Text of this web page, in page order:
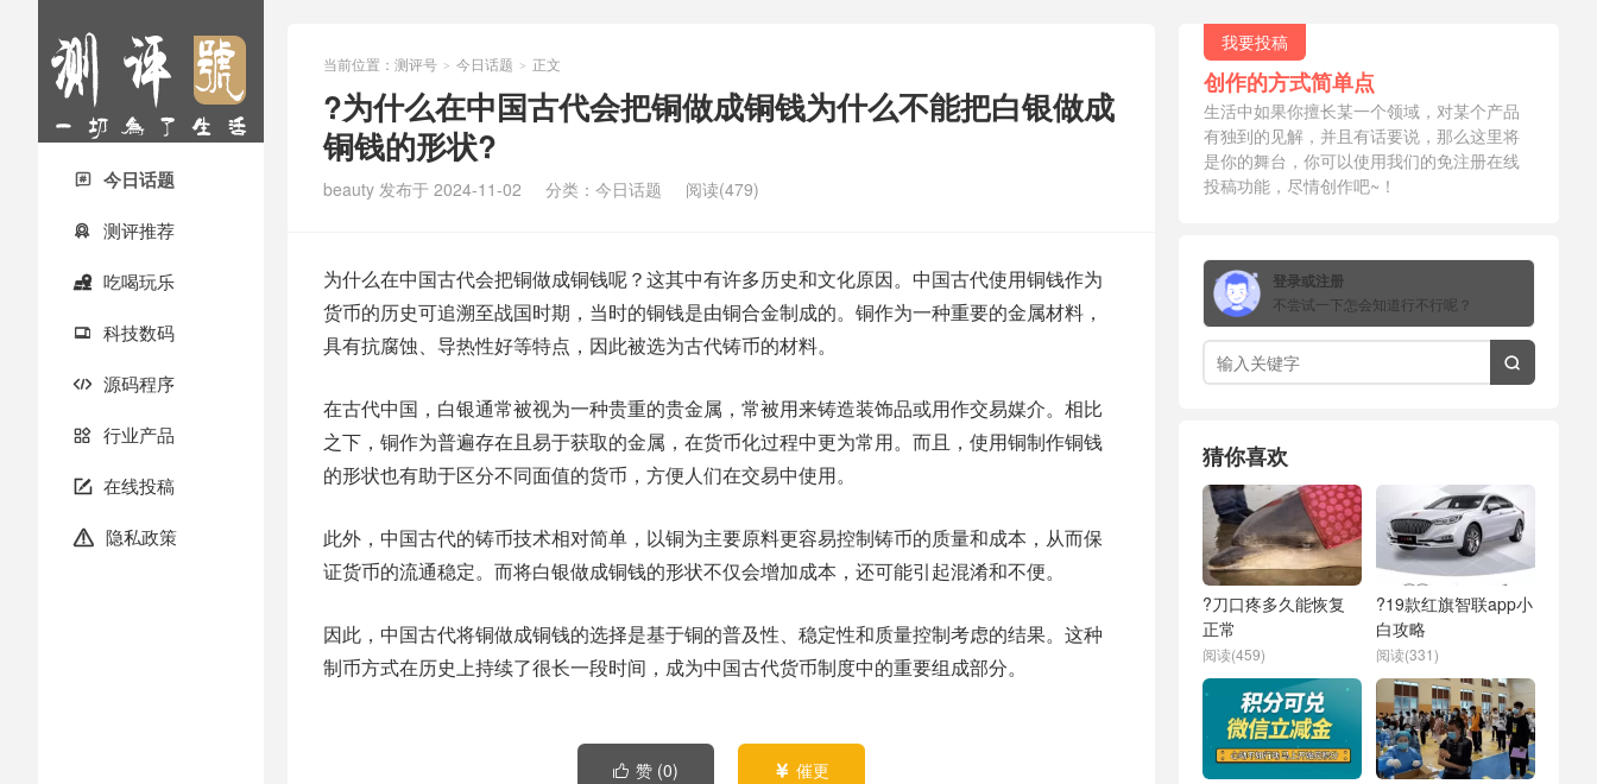
 今日话题
 测评推荐
 吃喝玩乐
 科技数码
 源码程序
 行业产品
 在线投稿
 隐私政策
当前位置： 测评号 > 今日话题 > 正文
?为什么在中国古代会把铜做成铜钱为什么不能把白银做成
铜钱的形状?
beauty 发布于 2024-11-02 分类： 今日话题 阅读(479)
为什么在中国古代会把铜做成铜钱呢？这其中有许多历史和文化原因。中国古代使用铜钱作为
货币的历史可追溯至战国时期，当时的铜钱是由铜合金制成的。铜作为一种重要的金属材料，
具有抗腐蚀、导热性好等特点，因此被选为古代铸币的材料。
在古代中国，白银通常被视为一种贵重的贵金属，常被用来铸造装饰品或用作交易媒介。相比
之下，铜作为普遍存在且易于获取的金属，在货币化过程中更为常用。而且，使用铜制作铜钱
的形状也有助于区分不同面值的货币，方便人们在交易中使用。
此外，中国古代的铸币技术相对简单，以铜为主要原料更容易控制铸币的质量和成本，从而保
证货币的流通稳定。而将白银做成铜钱的形状不仅会增加成本，还可能引起混淆和不便。
因此，中国古代将铜做成铜钱的选择是基于铜的普及性、稳定性和质量控制考虑的结果。这种
制币方式在历史上持续了很长一段时间，成为中国古代货币制度中的重要组成部分。
 赞 (0)  催更
我要投稿
创作的方式简单点
生活中如果你擅长某一个领域，对某个产品
有独到的见解，并且有话要说，那么这里将
是你的舞台，你可以使用我们的免注册在线
投稿功能，尽情创作吧~！
登录或注册
不尝试一下怎会知道行不行呢？

猜你喜欢
?刀口疼多久能恢复
正常
阅读(459)
?19款红旗智联app小
白攻略
阅读(331)